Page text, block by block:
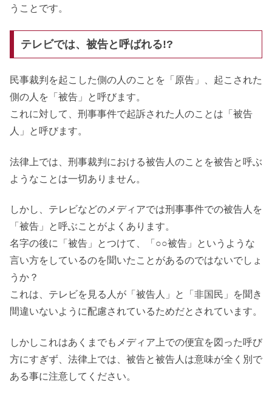
うことです。
テレビでは、被告と呼ばれる!?
民事裁判を起こした側の人のことを「原告」、起こされた
側の人を「被告」と呼びます。
これに対して、刑事事件で起訴された人のことは「被告
人」と呼びます。
法律上では、刑事裁判における被告人のことを被告と呼ぶ
ようなことは一切ありません。
しかし、テレビなどのメディアでは刑事事件での被告人を
「被告」と呼ぶことがよくあります。
名字の後に「被告」とつけて、「○○被告」というような
言い方をしているのを聞いたことがあるのではないでしょ
うか？
これは、テレビを見る人が「被告人」と「非国民」を聞き
間違いないように配慮されているためだとされています。
しかしこれはあくまでもメディア上での便宜を図った呼び
方にすぎず、法律上では、被告と被告人は意味が全く別で
ある事に注意してください。